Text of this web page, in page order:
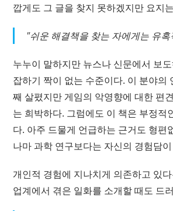
깝게도 그 글을 찾지 못하겠지만 요지
"쉬운 해결책을 찾는 자에게는 유
누누이 말하지만 뉴스나 신문에서 보
잡하기 짝이 없는 수준이다. 이 분야의
째 살폈지만 게임의 악영향에 대한 편
는 희박하다. 그럼에도 이 책은 부정적
다. 아주 드물게 언급하는 근거도 형편
나마 과학 연구보다는 자신의 경험담
개인적 경험에 지나치게 의존하고 있
업계에서 겪은 일화를 소개할 때도 드